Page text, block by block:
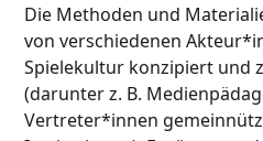
Die Methoden und
von verschiedenen
Spielekultur konzipiert und
(darunter z. B.
Vertreter*innen